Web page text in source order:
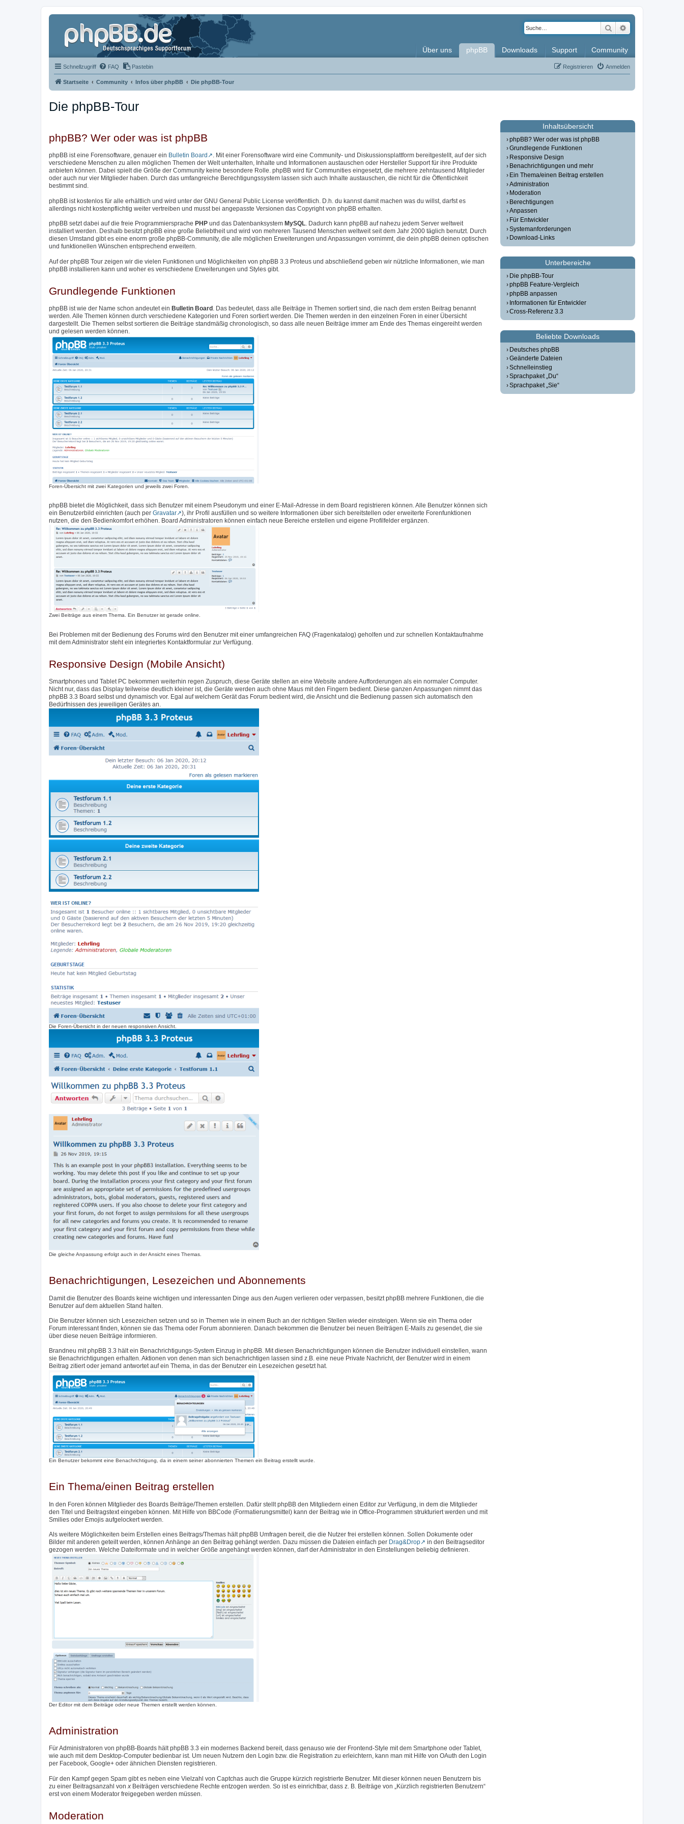
Suche
Über uns phpBB Downloads Support Community
Schnellzugriff FAQ Pastebin Anmelden
Registrieren
Startseite Community Infos über phpBB Die phpBB-Tour
Die phpBB-Tour
phpBB? Wer oder was ist phpBB
phpBB ist eine Forensoftware, genauer ein Bulletin Board
. Mit einer Forensoftware wird eine Community- und Diskussionsplattform bereitgestellt, auf der sich
verschiedene Menschen zu allen möglichen Themen der Welt unterhalten, Inhalte und Informationen austauschen oder Hersteller Support für ihre Produkte
anbieten können. Dabei spielt die Größe der Community keine besondere Rolle. phpBB wird für Communities eingesetzt, die mehrere zehntausend Mitglieder
oder auch nur vier Mitglieder haben. Durch das umfangreiche Berechtigungssystem lassen sich auch Inhalte austauschen, die nicht für die Öffentlichkeit
bestimmt sind.
phpBB ist kostenlos für alle erhältlich und wird unter der GNU General Public License veröffentlich. D.h. du kannst damit machen was du willst, darfst es
allerdings nicht kostenpflichtig weiter vertreiben und musst bei angepasste Versionen das Copyright von phpBB erhalten.
phpBB setzt dabei auf die freie Programmiersprache PHP und das Datenbanksystem MySQL. Dadurch kann phpBB auf nahezu jedem Server weltweit
installiert werden. Deshalb besitzt phpBB eine große Beliebtheit und wird von mehreren Tausend Menschen weltweit seit dem Jahr 2000 täglich benutzt. Durch
diesen Umstand gibt es eine enorm große phpBB-Community, die alle möglichen Erweiterungen und Anpassungen vornimmt, die dein phpBB deinen optischen
und funktionellen Wünschen entsprechend erweitern.
Auf der phpBB Tour zeigen wir die vielen Funktionen und Möglichkeiten von phpBB 3.3 Proteus und abschließend geben wir nützliche Informationen, wie man
phpBB installieren kann und woher es verschiedene Erweiterungen und Styles gibt.
Grundlegende Funktionen
phpBB ist wie der Name schon andeutet ein Bulletin Board . Das bedeutet, dass alle Beiträge in Themen sortiert sind, die nach dem ersten Beitrag benannt
werden. Alle Themen können durch verschiedene Kategorien und Foren sortiert werden. Die Themen werden in den einzelnen Foren in einer Übersicht
dargestellt. Die Themen selbst sortieren die Beiträge standmäßig chronologisch, so dass alle neuen Beiträge immer am Ende des Themas eingereiht werden
und gelesen werden können.
Foren-Übersicht mit zwei Kategorien und jeweils zwei Foren.
phpBB bietet die Möglichkeit, dass sich Benutzer mit einem Pseudonym und einer E-Mail-Adresse in dem Board registrieren können. Alle Benutzer können sich
ein Benutzerbild einrichten (auch per Gravatar
), ihr Profil ausfüllen und so weitere Informationen über sich bereitstellen oder erweiterte Forenfunktionen
nutzen, die den Bedienkomfort erhöhen. Board Administratoren können einfach neue Bereiche erstellen und eigene Profilfelder ergänzen.
Zwei Beiträge aus einem Thema. Ein Benutzer ist gerade online.
Bei Problemen mit der Bedienung des Forums wird den Benutzer mit einer umfangreichen FAQ (Fragenkatalog) geholfen und zur schnellen Kontaktaufnahme
mit dem Administrator steht ein integriertes Kontaktformular zur Verfügung.
Responsive Design (Mobile Ansicht)
Smartphones und Tablet PC bekommen weiterhin regen Zuspruch, diese Geräte stellen an eine Website andere Aufforderungen als ein normaler Computer.
Nicht nur, dass das Display teilweise deutlich kleiner ist, die Geräte werden auch ohne Maus mit den Fingern bedient. Diese ganzen Anpassungen nimmt das
phpBB 3.3 Board selbst und dynamisch vor. Egal auf welchem Gerät das Forum bedient wird, die Ansicht und die Bedienung passen sich automatisch den
Bedürfnissen des jeweiligen Gerätes an.
Die Foren-Übersicht in der neuen responsiven Ansicht.
Die gleiche Anpassung erfolgt auch in der Ansicht eines Themas.
Benachrichtigungen, Lesezeichen und Abonnements
Damit die Benutzer des Boards keine wichtigen und interessanten Dinge aus den Augen verlieren oder verpassen, besitzt phpBB mehrere Funktionen, die die
Benutzer auf dem aktuellen Stand halten.
Die Benutzer können sich Lesezeichen setzen und so in Themen wie in einem Buch an der richtigen Stellen wieder einsteigen. Wenn sie ein Thema oder
Forum interessant finden, können sie das Thema oder Forum abonnieren. Danach bekommen die Benutzer bei neuen Beiträgen E-Mails zu gesendet, die sie
über diese neuen Beiträge informieren.
Brandneu mit phpBB 3.3 hält ein Benachrichtigungs-System Einzug in phpBB. Mit diesen Benachrichtigungen können die Benutzer individuell einstellen, wann
sie Benachrichtigungen erhalten. Aktionen von denen man sich benachrichtigen lassen sind z.B. eine neue Private Nachricht, der Benutzer wird in einem
Beitrag zitiert oder jemand antwortet auf ein Thema, in das der Benutzer ein Lesezeichen gesetzt hat.
Ein Benutzer bekommt eine Benachrichtigung, da in einem seiner abonnierten Themen ein Beitrag erstellt wurde.
Ein Thema/einen Beitrag erstellen
In den Foren können Mitglieder des Boards Beiträge/Themen erstellen. Dafür stellt phpBB den Mitgliedern einen Editor zur Verfügung, in dem die Mitglieder
den Titel und Beitragstext eingeben können. Mit Hilfe von BBCode (Formatierungsmittel) kann der Beitrag wie in Office-Programmen strukturiert werden und mit
Smilies oder Emojis aufgelockert werden.
Als weitere Möglichkeiten beim Erstellen eines Beitrags/Themas hält phpBB Umfragen bereit, die die Nutzer frei erstellen können. Sollen Dokumente oder
Bilder mit anderen geteilt werden, können Anhänge an den Beitrag gehängt werden. Dazu müssen die Dateien einfach per Drag&Drop
in den Beitragseditor
gezogen werden. Welche Dateiformate und in welcher Größe angehängt werden können, darf der Administrator in den Einstellungen beliebig definieren.
Der Editor mit dem Beiträge oder neue Themen erstellt werden können.
Administration
Für Administratoren von phpBB-Boards hält phpBB 3.3 ein modernes Backend bereit, dass genauso wie der Frontend-Style mit dem Smartphone oder Tablet,
wie auch mit dem Desktop-Computer bedienbar ist. Um neuen Nutzern den Login bzw. die Registration zu erleichtern, kann man mit Hilfe von OAuth den Login
per Facebook, Google+ oder ähnichen Diensten registrieren.
Für den Kampf gegen Spam gibt es neben eine Vielzahl von Captchas auch die Gruppe kürzich registrierte Benutzer. Mit dieser können neuen Benutzern bis
zu einer Beitragsanzahl vonx Beiträgen verschiedene Rechte entzogen werden. So ist es einrichtbar, dass z. B. Beiträge von „Kürzlich registrierten Benutzern“
erst von einem Moderator freigegeben werden müssen.
Moderation
Inhaltsübersicht
phpBB? Wer oder was ist phpBB
Grundlegende Funktionen
Responsive Design
Benachrichtigungen und mehr
Ein Thema/einen Beitrag erstellen
Administration
Moderation
Berechtigungen
Anpassen
Für Entwickler
Systemanforderungen
Download-Links
Unterbereiche
Die phpBB-Tour
phpBB Feature-Vergleich
phpBB anpassen
Informationen für Entwickler
Cross-Referenz 3.3
Beliebte Downloads
Deutsches phpBB
Geänderte Dateien
Schnelleinstieg
Sprachpaket „Du“
Sprachpaket „Sie“